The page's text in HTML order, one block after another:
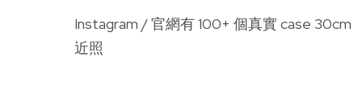
Instagram / 官網有 100+ 個真實 case 30cm
近照